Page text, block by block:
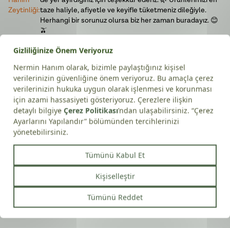
SibelI.
Doğrulanmış Alışveriş
Zeytinliği:taze haliyle, afiyetle ve keyifle tüketmeniz dileğiyle.
Herhangi bir sorunuz olursa biz her zaman buradayız. 😊
🫒
06/07/2026
Çok memnunuz
Yıllardır alışveriş yapıyoruz lezzeti kalitesi hızlı gönderimi harika
Nermin
taze haliyle, afiyetle ve keyifle tüketmeniz dileğiyle.
Herhangi bir sorunuz olursa biz her zaman buradayız. 😊